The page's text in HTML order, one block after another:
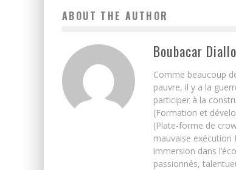
ABOUT THE AUTHOR
Boubacar Diallo
Comme beaucoup
pauvre, il y a la
participer à la
(Formation et
(Plate-forme de
mauvaise exécution
immersion dans
passionnés,